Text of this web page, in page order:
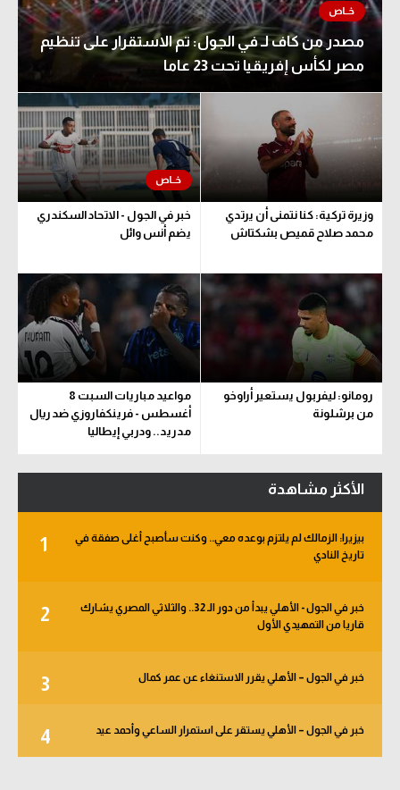
مصدر من كاف لـ في الجول: تم الاستقرار على تنظيم
مصر لكأس إفريقيا تحت 23 عاما
وزيرة تركية: كنا نتمنى أن يرتدي
محمد صلاح قميص بشكتاش
خبر في الجول - الاتحاد السكندري
يضم أنس وائل
رومانو: ليفربول يستعير أراوخو
من برشلونة
مواعيد مباريات السبت 8
أغسطس - فرينكفاروزي ضد ريال
مدريد.. ودربي إيطاليا
الأكثر مشاهدة
1
بيزيرا: الزمالك لم يلتزم بوعده معي.. وكنت سأصبح أغلى صفقة في
تاريخ النادي
2
خبر في الجول - الأهلي يبدأ من دور الـ 32.. والثلاثي المصري يشارك
قاريا من التمهيدي الأول
3 خبر في الجول – الأهلي يقرر الاستنغاء عن عمر كمال
4 خبر في الجول – الأهلي يستقر على استمرار الساعي وأحمد عيد